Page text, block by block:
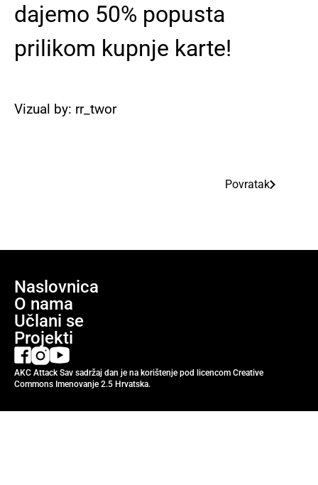
dajemo 50% popusta
prilikom kupnje karte!
Vizual by: rr_twor
Povratak
Naslovnica
O nama
Učlani se
Projekti
AKC Attack Sav sadržaj dan je na korištenje pod licencom Creative
Commons Imenovanje 2.5 Hrvatska.